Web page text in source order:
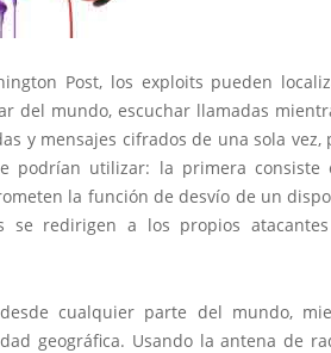
Post, los exploits pueden
del mundo, escuchar llamadas
y mensajes cifrados de una sola vez,
podrían utilizar: la primera consiste
la función de desvío de un
se redirigen a los propios
cualquier parte del mundo,
geográfica. Usando la antena de